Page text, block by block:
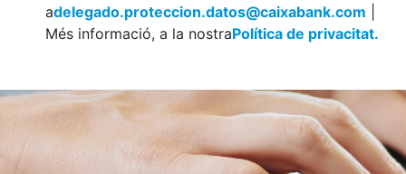
adelegado.proteccion.datos@caixabank.com
Més informació, a la nostraPolítica de privacitat.